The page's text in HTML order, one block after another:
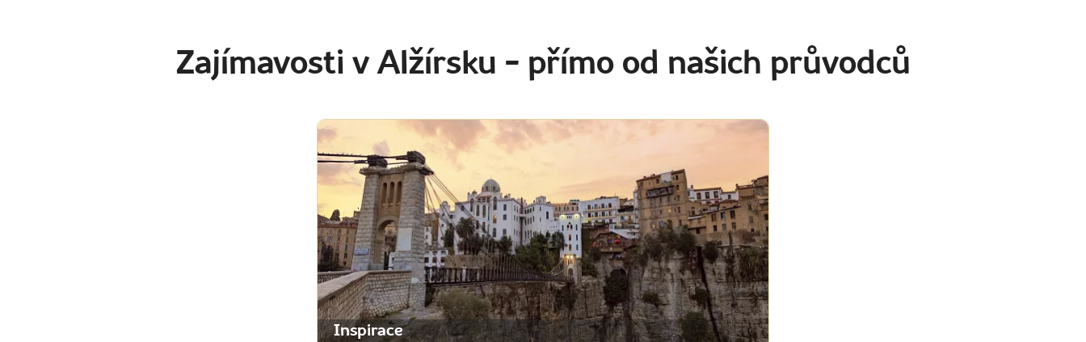
Zajímavosti v Alžírsku - přímo od našich průvodců
Inspirace